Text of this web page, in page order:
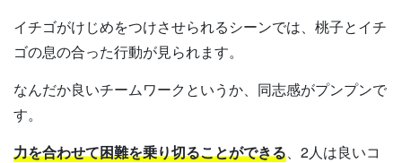
イチゴがけじめをつけさせられるシーンでは、桃子とイチ
ゴの息の合った行動が見られます。
なんだか良いチームワークというか、同志感がプンプンで
す。
力を合わせて困難を乗り切ることができる、2人は良いコ